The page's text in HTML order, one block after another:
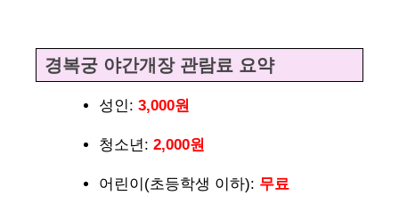
경복궁 야간개장 관람료 요약
성인: 3,000원
청소년: 2,000원
어린이(초등학생 이하): 무료